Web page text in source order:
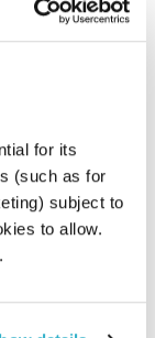
for its
(such as for
subject to
to allow.
.
פרק 1
יריב גוטליב יוצא